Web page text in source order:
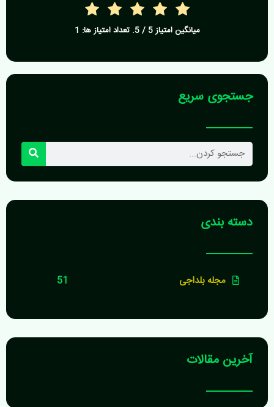
میانگین امتیاز5 / 5. تعداد امتیاز ها: 1
جستجوی سریع
جستجو
کردن
دسته بندی
مجله بلداجی 51
آخرین مقالات